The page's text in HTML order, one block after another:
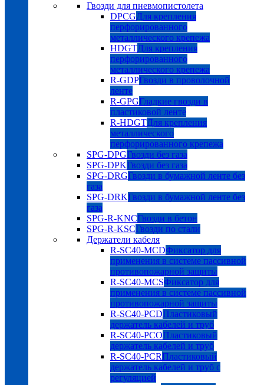
Гвозди для пневмопистолета
DPCGДля крепления
перфорированного
металлического крепежа
HDGTДля крепления
перфорированного
металлического крепежа
R-GDPГвозди в проволочной
ленте
R-GPGГладкие гвозди в
пластиковой ленте
R-HDGTДля крепления
металлического
перфорированного крепежа
SPG-DPGГвозди без газа
SPG-DPKГвозди без газа
SPG-DRGГвозди в бумажной ленте без
газа
SPG-DRKГвозди в бумажной ленте без
газа
SPG-R-KNCГвозди в бетон
SPG-R-KSCГвозди по стали
Держатели кабеля
R-SC40-MCDФиксатор для
применения в системе пассивной
противопожарной защиты
R-SC40-MCSФиксатор для
применения в системе пассивной
противопожарной защиты
R-SC40-PCDПластиковый
держатель кабелей и труб
R-SC40-PCOПластиковый
держатель кабелей и труб
R-SC40-PCRПластиковый
держатель кабелей и труб с
регуляцией